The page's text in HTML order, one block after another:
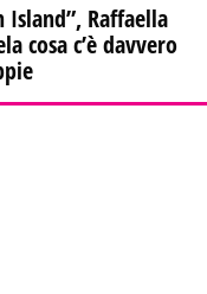
Island”, Raffaella
cosa c’è davvero